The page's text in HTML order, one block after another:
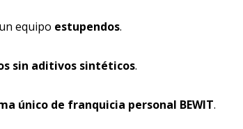
equipo estupendos.
sin aditivos sintéticos.
único de franquicia personal BEWIT.